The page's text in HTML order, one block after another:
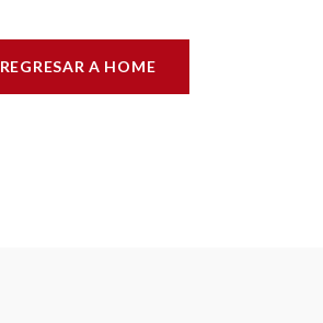
REGRESAR A HOME